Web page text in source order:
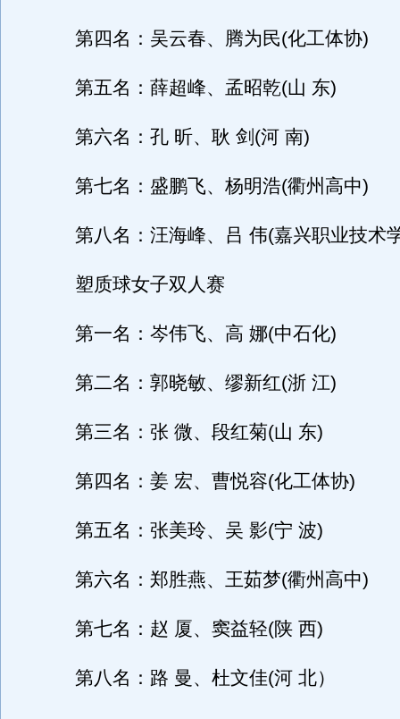
第四名：吴云春、腾为民(化工体协)
第五名：薛超峰、孟昭乾(山 东)
第六名：孔 昕、耿 剑(河 南)
第七名：盛鹏飞、杨明浩(衢州高中)
第八名：汪海峰、吕 伟(嘉兴职业技术
塑质球女子双人赛
第一名：岑伟飞、高 娜(中石化)
第二名：郭晓敏、缪新红(浙 江)
第三名：张 微、段红菊(山 东)
第四名：姜 宏、曹悦容(化工体协)
第五名：张美玲、吴 影(宁 波)
第六名：郑胜燕、王茹梦(衢州高中)
第七名：赵 厦、窦益轻(陕 西)
第八名：路 曼、杜文佳(河 北）